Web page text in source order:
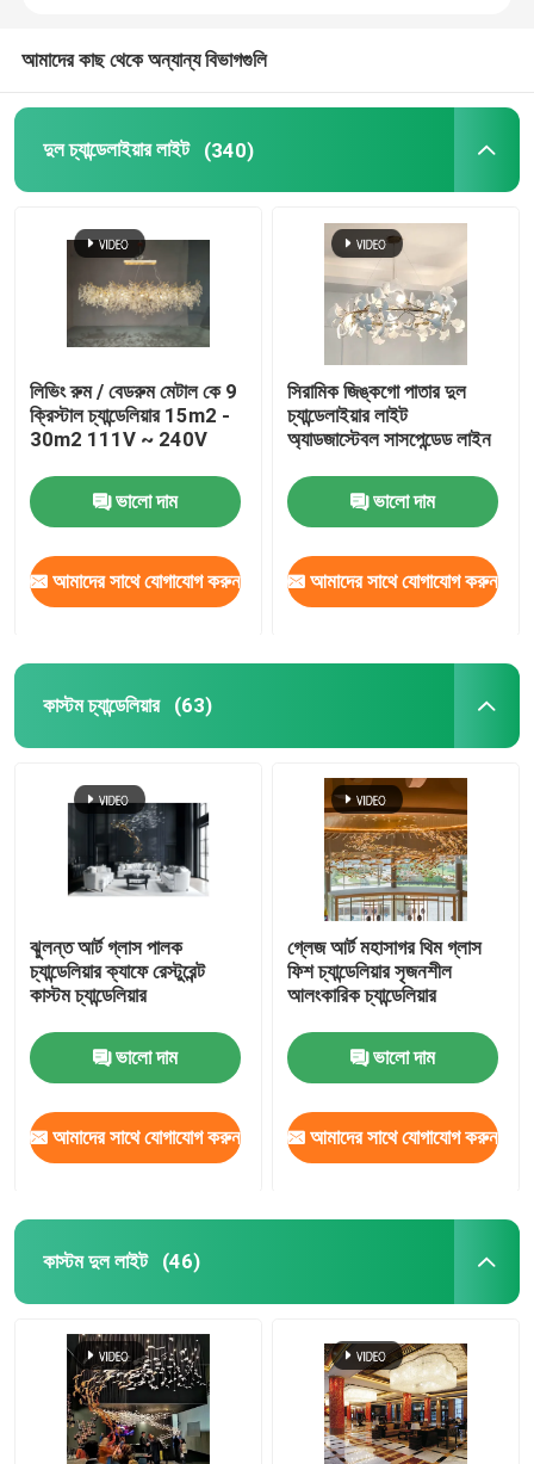
আধুনিক ক্রিস্টাল চ্যান্ডেলাইয়ার
ক্রিস্টাল মোমবাতি চ্যান্ডেলাইয়ার
আধুনিক ওয়াল ল্যাম্প
আধুনিক টেবিল ল্যাম্প
এলইডি বাথরুম মিরর লাইট
আমাদের কাছ থেকে অন্যান্য বিভাগগুলি
দুল চ্যান্ডেলাইয়ার লাইট (340)
লিভিং রুম / বেডরুম মেটাল কে 9
ক্রিস্টাল চ্যান্ডেলিয়ার 15m2 -
30m2 111V ~ 240V
ভালো দাম
আমাদের সাথে যোগাযোগ করুন
সিরামিক জিঙ্কগো পাতার দুল
চ্যান্ডেলাইয়ার লাইট
অ্যাডজাস্টেবল সাসপেন্ডেড লাইন
ভালো দাম
আমাদের সাথে যোগাযোগ করুন
কাস্টম চ্যান্ডেলিয়ার (63)
ঝুলন্ত আর্ট গ্লাস পালক
চ্যান্ডেলিয়ার ক্যাফে রেস্টুরেন্ট
কাস্টম চ্যান্ডেলিয়ার
ভালো দাম
আমাদের সাথে যোগাযোগ করুন
গ্লেজ আর্ট মহাসাগর থিম গ্লাস
ফিশ চ্যান্ডেলিয়ার সৃজনশীল
আলংকারিক চ্যান্ডেলিয়ার
ভালো দাম
আমাদের সাথে যোগাযোগ করুন
কাস্টম দুল লাইট (46)